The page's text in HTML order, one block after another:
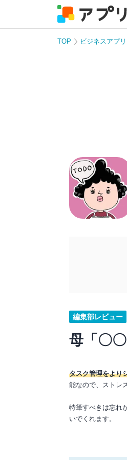
TOP ビジネスアプリ
編集部レビュー
母「〇
タスク管理をより
能なので、ストレ
特筆すべきは忘れ
いでくれます。